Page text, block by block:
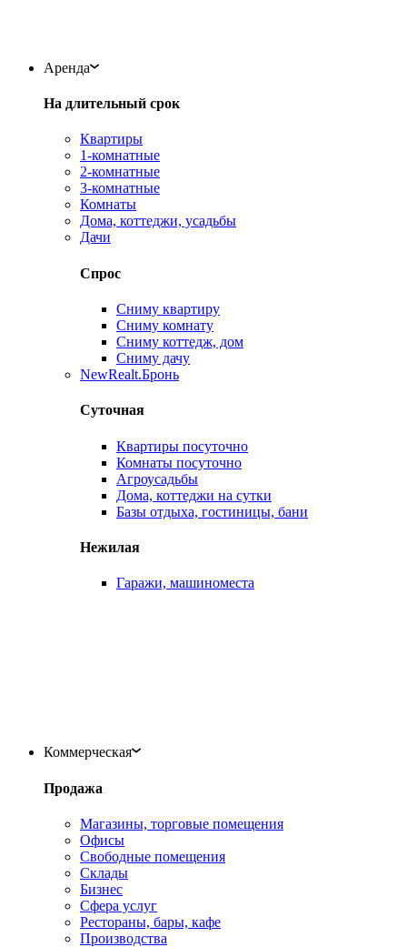
Аренда
На длительный срок
Квартиры
1-комнатные
2-комнатные
3-комнатные
Комнаты
Дома, коттеджи, усадьбы
Дачи
Спрос
Сниму квартиру
Сниму комнату
Сниму коттедж, дом
Сниму дачу
NewRealt.Бронь
Суточная
Квартиры посуточно
Комнаты посуточно
Агроусадьбы
Дома, коттеджи на сутки
Базы отдыха, гостиницы, бани
Нежилая
Гаражи, машиноместа
Коммерческая
Продажа
Магазины, торговые помещения
Офисы
Свободные помещения
Склады
Бизнес
Сфера услуг
Рестораны, бары, кафе
Производства